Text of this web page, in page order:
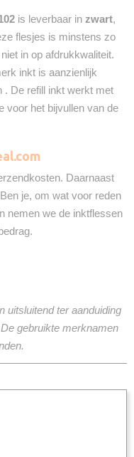
is leverbaar in zwart,
flesjes is minstens zo
in op afdrukkwaliteit.
inkt is aanzienlijk
. De refill inkt werkt met
voor het bijvullen van de
Daarnaast
je, om wat voor reden
nemen we de inktflessen
uitsluitend ter aanduiding
gebruikte merknamen